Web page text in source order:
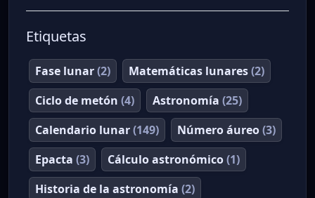
Etiquetas
Fase lunar(2) Matemáticas lunares(2)
Ciclo de metón (4) Astronomía (25)
Calendario lunar(149) Número áureo(3)
Epacta (3) Cálculo astronómico(1)
Historia de la astronomía (2)